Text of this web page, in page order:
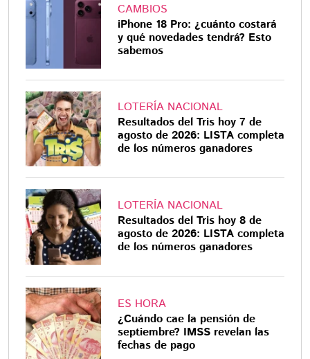
CAMBIOS
iPhone 18 Pro: ¿cuánto costará
y qué novedades tendrá? Esto
sabemos
LOTERÍA NACIONAL
Resultados del Tris hoy 7 de
agosto de 2026: LISTA completa
de los números ganadores
LOTERÍA NACIONAL
Resultados del Tris hoy 8 de
agosto de 2026: LISTA completa
de los números ganadores
ES HORA
¿Cuándo cae la pensión de
septiembre? IMSS revelan las
fechas de pago